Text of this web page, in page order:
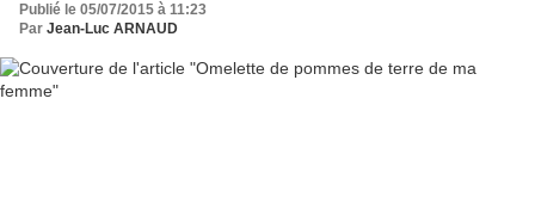
Publié le 05/07/2015 à 11:23
Par Jean-Luc ARNAUD